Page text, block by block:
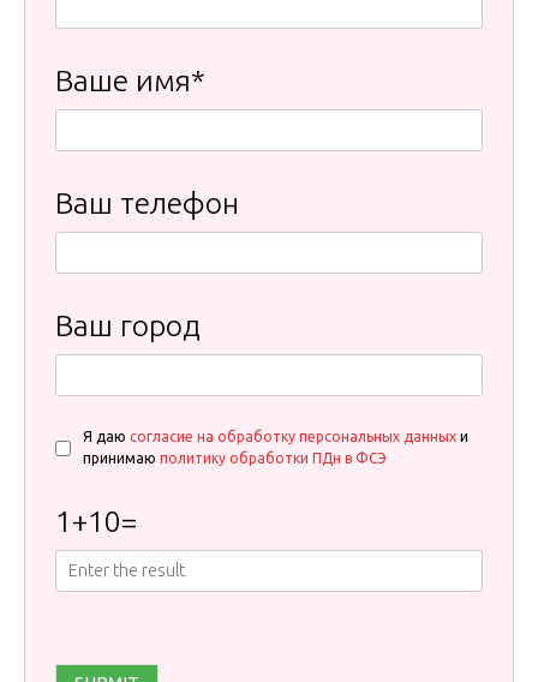
Ваше имя*
Ваш телефон
Ваш город
Я даю согласие на обработку персональных данных и
принимаю политику обработки ПДн в ФСЭ
1 +10=